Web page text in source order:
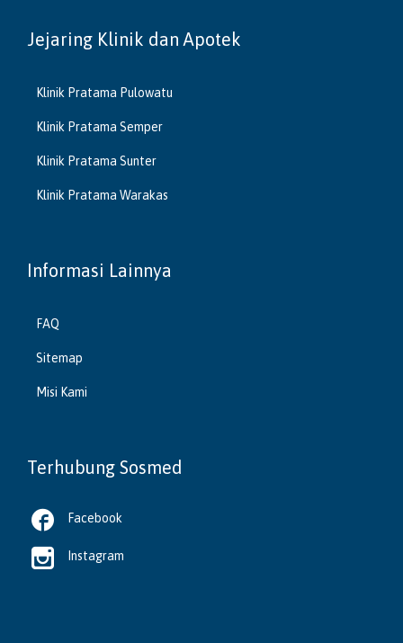
Jejaring Klinik dan Apotek
Klinik Pratama Pulowatu
Klinik Pratama Semper
Klinik Pratama Sunter
Klinik Pratama Warakas
Informasi Lainnya
FAQ
Sitemap
Misi Kami
Terhubung Sosmed
 Facebook
 Instagram